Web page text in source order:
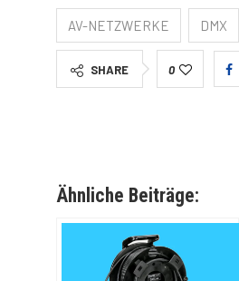
AV-NETZWERKE DMX
SHARE 0
Ähnliche Beiträge: